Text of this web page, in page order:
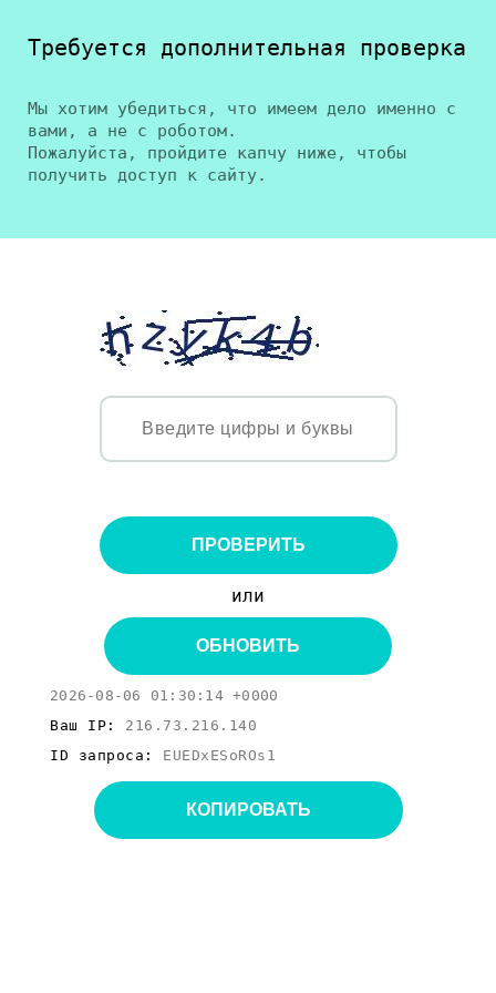
Требуется дополнительная проверка
Мы хотим убедиться, что имеем дело именно с
вами, а не с роботом.
Пожалуйста, пройдите капчу ниже, чтобы
получить доступ к сайту.
ПРОВЕРИТЬ
или
ОБНОВИТЬ
2026-08-06 01:30:14 +0000
Ваш IP: 216.73.216.140
ID запроса: EUEDxESoROs1
КОПИРОВАТЬ